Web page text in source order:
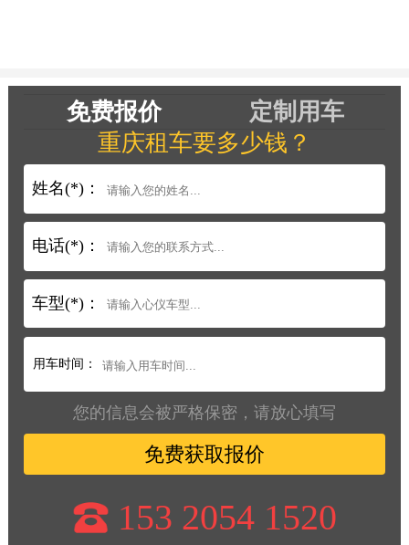
免费报价
定制用车
重庆租车要多少钱？
姓名(*)：
电话(*)：
车型(*)：
用车时间：
您的信息会被严格保密，请放心填写
免费获取报价
153 2054 1520